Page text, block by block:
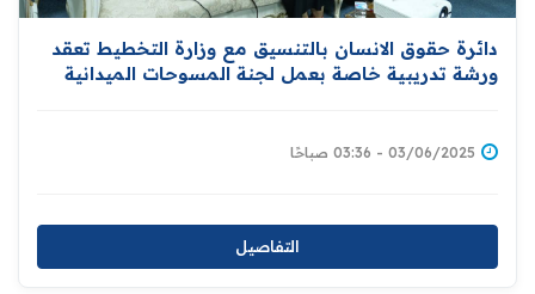
دائرة حقوق الانسان بالتنسيق مع وزارة التخطيط تعقد
ورشة تدريبية خاصة بعمل لجنة المسوحات الميدانية
03/06/2025 - 03:36 صباحًا
التفاصيل